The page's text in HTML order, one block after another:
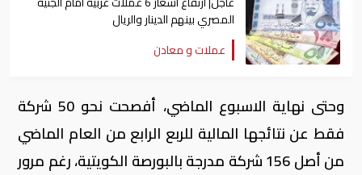
المصري بينهم الدينار والريال
عملات و معادن
وحتى نهاية الاسبوع الماضي، أفصحت نحو 50 شركة
فقط عن نتائجها المالية للربع الرابع من العام الماضي
من أصل 156 شركة مدرجة بالبورصة الكويتية، رغم مرور